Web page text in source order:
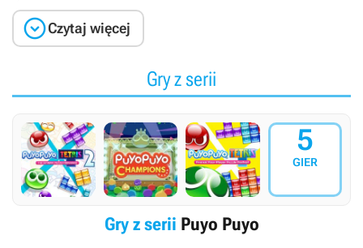
Czytaj więcej
Gry z serii
5
GIER
Gry z serii Puyo Puyo